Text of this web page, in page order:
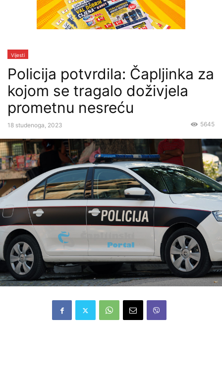
Vijesti
Policija potvrdila: Čapljinka za
kojom se tragalo doživjela
prometnu nesreću
18 studenoga, 2023 5645